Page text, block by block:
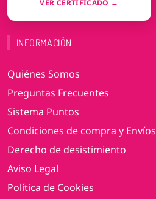
VER CERTIFICADO →
INFORMACIÓN
Quiénes Somos
Preguntas Frecuentes
Sistema Puntos
Condiciones de compra y Envíos
Derecho de desistimiento
Aviso Legal
Política de Cookies